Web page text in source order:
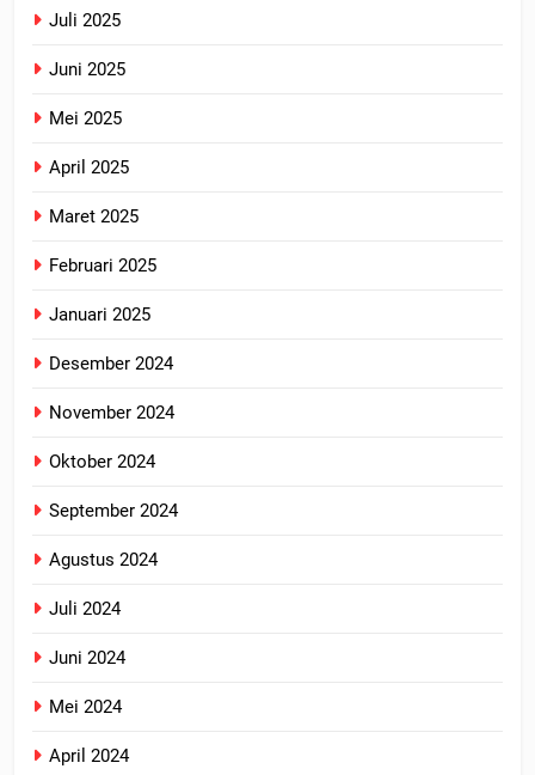
Juli 2025
Juni 2025
Mei 2025
April 2025
Maret 2025
Februari 2025
Januari 2025
Desember 2024
November 2024
Oktober 2024
September 2024
Agustus 2024
Juli 2024
Juni 2024
Mei 2024
April 2024